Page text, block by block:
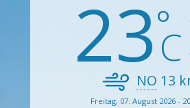
23
NO 13
Freitag, 07. August 2026 -